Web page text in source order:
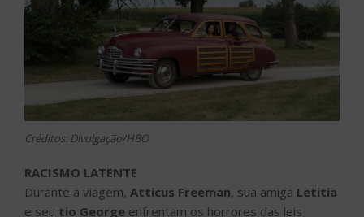
Créditos: Divulgação/HBO
RACISMO LATENTE
Durante a viagem, Atticus Freeman, sua amiga Letitia
e seu tio George enfrentam os horrores das leis